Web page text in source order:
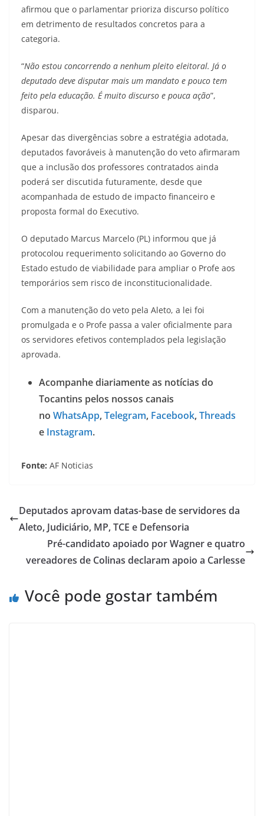
afirmou que o parlamentar prioriza discurso político
em detrimento de resultados concretos para a
categoria.
“Não estou concorrendo a nenhum pleito eleitoral. Já o
deputado deve disputar mais um mandato e pouco tem
feito pela educação. É muito discurso e pouca ação”,
disparou.
Apesar das divergências sobre a estratégia adotada,
deputados favoráveis à manutenção do veto afirmaram
que a inclusão dos professores contratados ainda
poderá ser discutida futuramente, desde que
acompanhada de estudo de impacto financeiro e
proposta formal do Executivo.
O deputado Marcus Marcelo (PL) informou que já
protocolou requerimento solicitando ao Governo do
Estado estudo de viabilidade para ampliar o Profe aos
temporários sem risco de inconstitucionalidade.
Com a manutenção do veto pela Aleto, a lei foi
promulgada e o Profe passa a valer oficialmente para
os servidores efetivos contemplados pela legislação
aprovada.
Acompanhe diariamente as notícias do
Tocantins pelos nossos canais
no WhatsApp,Telegram, Facebook,Threads
e Instagram.
Fonte: AF Noticias
Deputados aprovam datas-base de servidores da
Aleto, Judiciário, MP, TCE e Defensoria
Pré-candidato apoiado por Wagner e quatro
vereadores de Colinas declaram apoio a Carlesse
Você pode gostar também